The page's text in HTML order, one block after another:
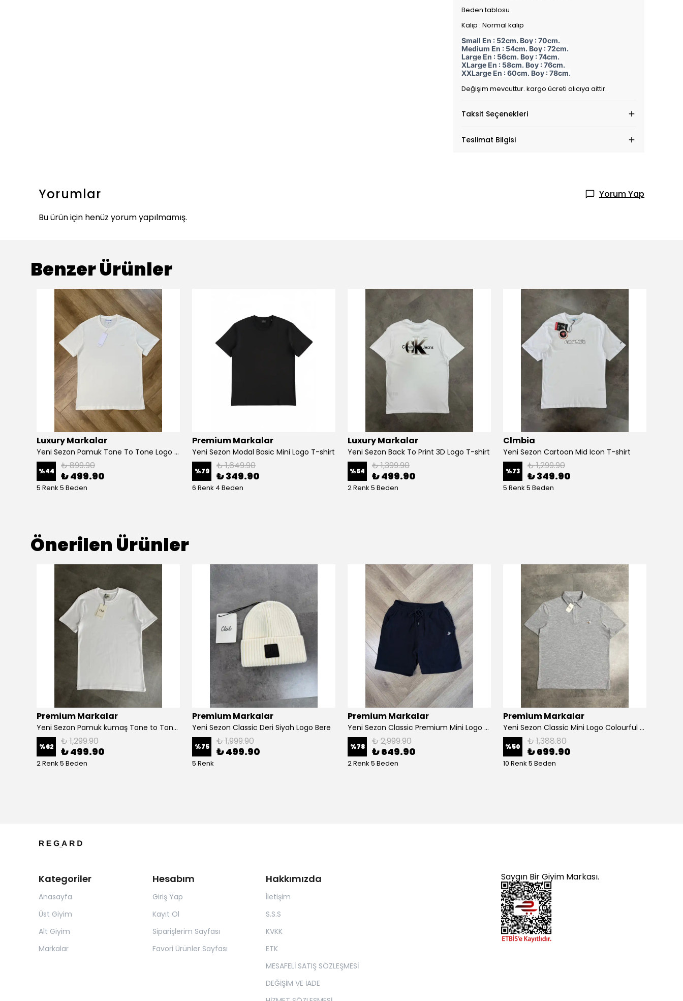
Beden tablosu
Kalıp : Normal kalıp
Small En : 52cm. Boy : 70cm.
Medium En : 54cm. Boy : 72cm.
Large En : 56cm. Boy : 74cm.
XLarge En : 58cm. Boy : 76cm.
XXLarge En : 60cm. Boy : 78cm.
Değişim mevcuttur. kargo ücreti alıcıya aittir.
Taksit Seçenekleri
Teslimat Bilgisi
Yorumlar
Yorum Yap
Bu ürün için henüz yorum yapılmamış.
Benzer Ürünler
Luxury Markalar
Yeni Sezon Pamuk Tone To Tone Logo T-shirt
%44 ₺ 899.90
₺ 499.90
5 Renk 5 Beden
Premium Markalar
Yeni Sezon Modal Basic Mini Logo T-shirt
%79 ₺ 1,649.90
₺ 349.90
6 Renk 4 Beden
Luxury Markalar
Yeni Sezon Back To Print 3D Logo T-shirt
%64 ₺ 1,399.90
₺ 499.90
2 Renk 5 Beden
Clmbia
Yeni Sezon Cartoon Mid Icon T-shirt
%73 ₺ 1,299.90
₺ 349.90
5 Renk 5 Beden
Önerilen Ürünler
Premium Markalar
Yeni Sezon Pamuk kumaş Tone to Tone Logo T-shirt
%62 ₺ 1,299.90
₺ 499.90
2 Renk 5 Beden
Premium Markalar
Yeni Sezon Classic Deri Siyah Logo Bere
%75 ₺ 1,999.90
₺ 499.90
5 Renk
Premium Markalar
Yeni Sezon Classic Premium Mini Logo Regular Casual Müslin Şort
%78 ₺ 2,999.90
₺ 649.90
2 Renk 5 Beden
Premium Markalar
Yeni Sezon Classic Mini Logo Colourful Polo Yaka
%50 ₺ 1,388.80
₺ 699.90
10 Renk 5 Beden
Kategoriler
Anasayfa
Üst Giyim
Alt Giyim
Markalar
Hesabım
Giriş Yap
Kayıt Ol
Siparişlerim Sayfası
Favori Ürünler Sayfası
Hakkımızda
İletişim
S.S.S
KVKK
ETK
MESAFELİ SATIŞ SÖZLEŞMESİ
DEĞİŞİM VE İADE
Saygın Bir Giyim Markası.